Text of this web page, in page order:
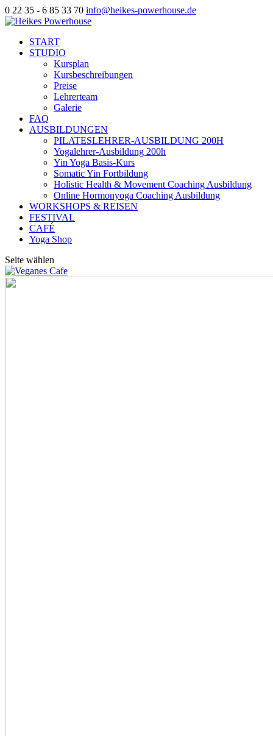
0 22 35 - 6 85 33 70 info@heikes-powerhouse.de
START
STUDIO
Kursplan
Kursbeschreibungen
Preise
Lehrerteam
Galerie
FAQ
AUSBILDUNGEN
PILATESLEHRER-AUSBILDUNG 200H
Yogalehrer-Ausbildung 200h
Yin Yoga Basis-Kurs
Somatic Yin Fortbildung
Holistic Health & Movement Coaching Ausbildung
Online Hormonyoga Coaching Ausbildung
WORKSHOPS & REISEN
FESTIVAL
CAFÉ
Yoga Shop
Seite wählen